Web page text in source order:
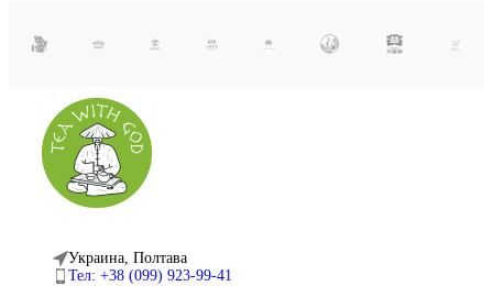
Украина, Полтава
Тел: +38 (099) 923-99-41